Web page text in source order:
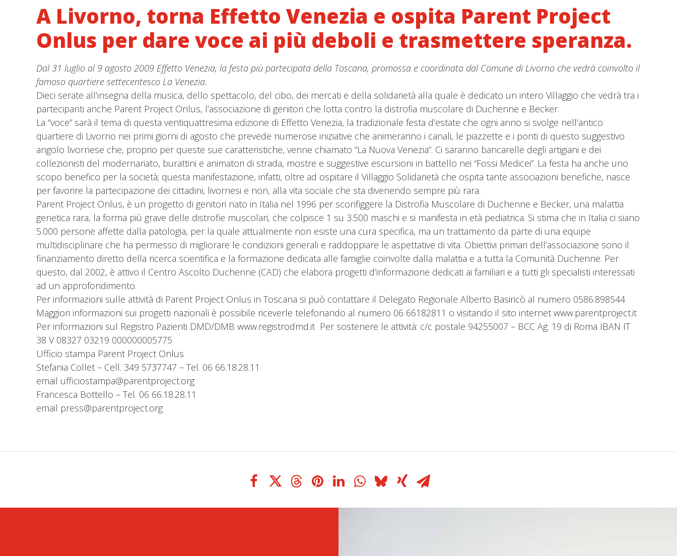
A Livorno, torna Effetto Venezia e ospita Parent Project
Onlus per dare voce ai più deboli e trasmettere speranza.
Dal 31 luglio al 9 agosto 2009 Effetto Venezia, la festa più partecipata della Toscana, promossa e coordinata dal Comune di Livorno che vedrà coinvolto il
famoso quartiere settecentesco La Venezia.
Dieci serate all’insegna della musica, dello spettacolo, del cibo, dei mercati e della solidarietà alla quale è dedicato un intero Villaggio che vedrà tra i
partecipanti anche Parent Project Onlus, l’associazione di genitori che lotta contro la distrofia muscolare di Duchenne e Becker.
La “voce” sarà il tema di questa ventiquattresima edizione di Effetto Venezia, la tradizionale festa d’estate che ogni anno si svolge nell’antico
quartiere di Livorno nei primi giorni di agosto che prevede numerose iniziative che animeranno i canali, le piazzette e i ponti di questo suggestivo
angolo livornese che, proprio per queste sue caratteristiche, venne chiamato “La Nuova Venezia”. Ci saranno bancarelle degli artigiani e dei
collezionisti del modernariato, burattini e animatori di strada, mostre e suggestive escursioni in battello nei “Fossi Medicei”. La festa ha anche uno
scopo benefico per la società; questa manifestazione, infatti, oltre ad ospitare il Villaggio Solidarietà che ospita tante associazioni benefiche, nasce
per favorire la partecipazione dei cittadini, livornesi e non, alla vita sociale che sta divenendo sempre più rara.
Parent Project Onlus, è un progetto di genitori nato in Italia nel 1996 per sconfiggere la Distrofia Muscolare di Duchenne e Becker, una malattia
genetica rara, la forma più grave delle distrofie muscolari, che colpisce 1 su 3.500 maschi e si manifesta in età pediatrica. Si stima che in Italia ci siano
5.000 persone affette dalla patologia, per la quale attualmente non esiste una cura specifica, ma un trattamento da parte di una equipe
multidisciplinare che ha permesso di migliorare le condizioni generali e raddoppiare le aspettative di vita. Obiettivi primari dell’associazione sono il
finanziamento diretto della ricerca scientifica e la formazione dedicata alle famiglie coinvolte dalla malattia e a tutta la Comunità Duchenne. Per
questo, dal 2002, è attivo il Centro Ascolto Duchenne (CAD) che elabora progetti d’informazione dedicati ai familiari e a tutti gli specialisti interessati
ad un approfondimento.
Per informazioni sulle attività di Parent Project Onlus in Toscana si può contattare il Delegato Regionale Alberto Basiricò al numero 0586.898544
Maggiori informazioni sui progetti nazionali è possibile riceverle telefonando al numero 06 66182811 o visitando il sito internet www.parentproject.it
Per informazioni sul Registro Pazienti DMD/DMB www.registrodmd.it Per sostenere le attività: c/c postale 94255007 – BCC Ag. 19 di Roma IBAN IT
38 V 08327 03219 000000005775
Ufficio stampa Parent Project Onlus
Stefania Collet – Cell. 349 5737747 – Tel. 06 66.18.28.11
email ufficiostampa@parentproject.org
Francesca Bottello – Tel. 06 66.18.28.11
email press@parentproject.org